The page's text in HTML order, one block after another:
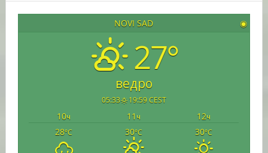
NOVI SAD ◉
27°
ведро
05:33 19:59 CEST
10ч 11 ч 12ч
28°C 30°C 30°C